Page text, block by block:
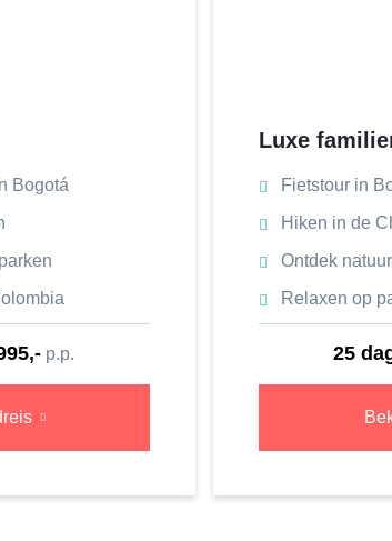
Bogotá
p.p.
Luxe
Fietstour in
Hiken in de
Ontdek
Relaxen op
25